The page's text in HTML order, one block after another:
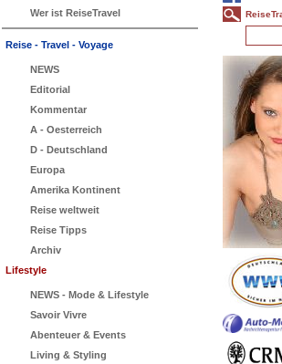
Wer ist ReiseTravel
Reise - Travel - Voyage
NEWS
Editorial
Kommentar
A - Oesterreich
D - Deutschland
Europa
Amerika Kontinent
Reise weltweit
Reise Tipps
Archiv
Lifestyle
NEWS - Mode & Lifestyle
Savoir Vivre
Abenteuer & Events
Living & Styling